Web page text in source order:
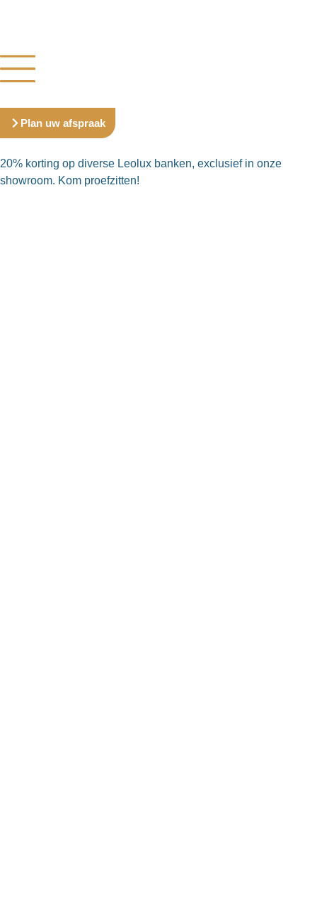
Plan uw afspraak
20% korting op diverse Leolux banken, exclusief in onze
showroom. Kom proefzitten!